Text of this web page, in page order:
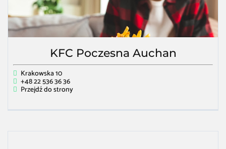
KFC Poczesna Auchan
Krakowska 10
+48 22 536 36 36
Przejdź do strony